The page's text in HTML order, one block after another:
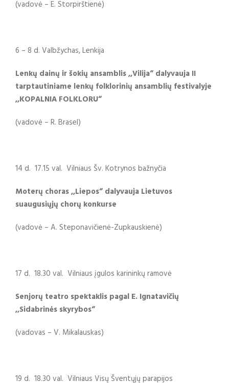
(vadovė – E. Storpirštienė)
6 – 8 d. Valbžychas, Lenkija
Lenkų dainų ir šokių ansamblis ,,Vilija“ dalyvauja II
tarptautiniame lenkų folklorinių ansamblių festivalyje
,,KOPALNIA FOLKLORU“
(vadovė – R. Brasel)
14 d. 17.15 val. Vilniaus Šv. Kotrynos bažnyčia
Moterų choras ,,Liepos“ dalyvauja Lietuvos
suaugusiųjų chorų konkurse
(vadovė – A. Steponavičienė-Zupkauskienė)
17 d. 18.30 val. Vilniaus įgulos karininkų ramovė
Senjorų teatro spektaklis pagal E. Ignatavičių
,,Sidabrinės skyrybos“
(vadovas – V. Mikalauskas)
19 d. 18.30 val. Vilniaus Visų Šventųjų parapijos